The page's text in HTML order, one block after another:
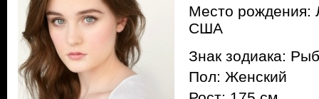
Место рождения:
США
Знак зодиака:
Пол: Женский